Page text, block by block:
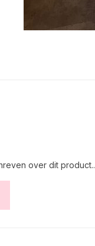
over dit product..